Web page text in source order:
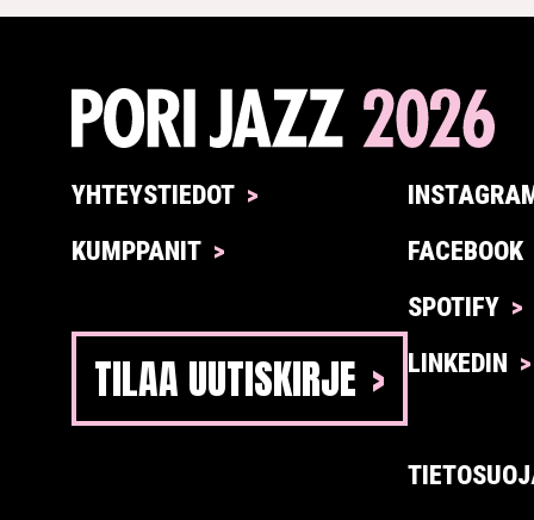
YHTEYSTIEDOT
KUMPPANIT
TILAA UUTISKIRJE
FACEBOOK
SPOTIFY
LINKEDIN